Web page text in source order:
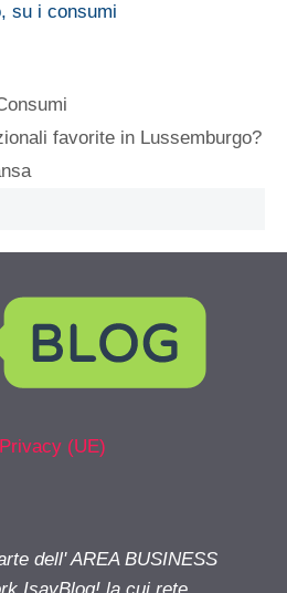
su i consumi
favorite in Lussemburgo?
(UE)
dell' AREA BUSINESS